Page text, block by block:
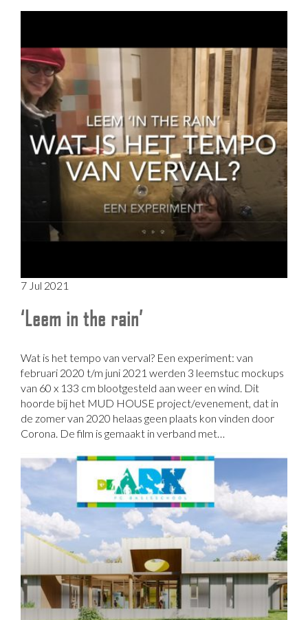
7 Jul 2021
‘Leem in the rain’
Wat is het tempo van verval? Een experiment: van
februari 2020 t/m juni 2021 werden 3 leemstuc mockups
van 60 x 133 cm blootgesteld aan weer en wind. Dit
hoorde bij het MUD HOUSE project/evenement, dat in
de zomer van 2020 helaas geen plaats kon vinden door
Corona. De film is gemaakt in verband met…